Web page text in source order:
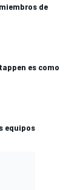
de
es como
equipos